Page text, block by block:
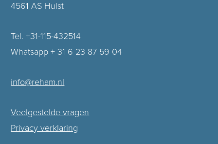
4561 AS Hulst
Tel. +31-115-432514
Whatsapp + 31 6 23 87 59 04
info@reham.nl
Veelgestelde vragen
Privacy verklaring